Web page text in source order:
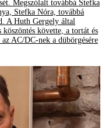
Megszólalt továbbá Stefka
Stefka Nóra, továbbá
A Huth Gergely által
követte, a tortát és
AC/DC-nek a dübörgésére